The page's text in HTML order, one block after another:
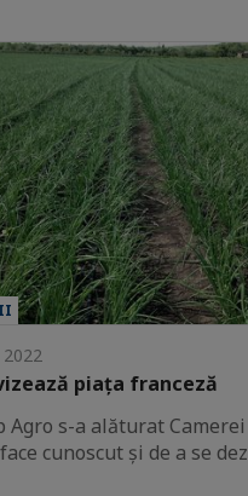
piața franceză
Agro s-a alăturat
cunoscut și de a se